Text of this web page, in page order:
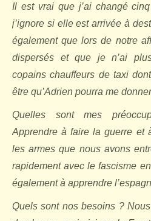
Il est vrai que j’ai changé
j’ignore si elle est arrivée à
également que lors de notre
dispersés et que je n’ai
copains chauffeurs de taxi
être qu’Adrien pourra me
Quelles sont mes
Apprendre à faire la guerre et
les armes que nous avons
rapidement avec le fascisme
également à apprendre
Quels sont nos besoins ?